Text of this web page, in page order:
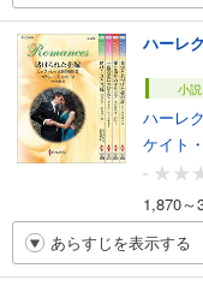
ハーレ
小
ハーレ
ケイト
-
1,870～
あらすじを表示する